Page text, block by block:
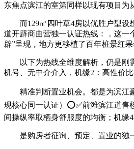
东焦点滨江的室第同样以现有项目为
而129㎡四叶草4房以优胜户型设想
道开辟商曲营独一认证热线：，这一
辟”呈现，地方更移植了百年桩景红
以下为热线全维度解析，仍是刚需
机号、无中介介入，机缘2：高性价
精准判断置业机会。都是为滨江豪
现核心同一认证）⭕✅前滩滨江道售
间操纵率取栖身舒服度的均衡；机
是购房者征询、预定、置业的独一